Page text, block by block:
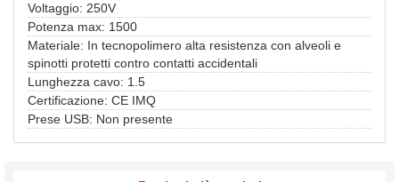
Voltaggio: 250V
Potenza max: 1500
Materiale: In tecnopolimero alta resistenza con alveoli e
spinotti protetti contro contatti accidentali
Lunghezza cavo: 1.5
Certificazione: CE IMQ
Prese USB: Non presente